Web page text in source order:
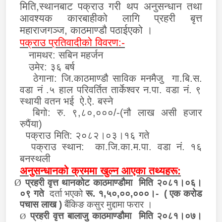
मिति,स्थानबाट पक्राउ गरी थप अनुसन्धान तथा
आवश्यक कारबाहीको लागि प्रहरी बृत्त
महाराजगञ्ज, काठमाण्डौ पठाईएको ।
पक्राउ प्रतिवादीको विवरण:-
नामथर:सबिन महर्जन
उमेर: ३६ बर्ष
ठेगाना:जि.काठमाण्डौ साविक मनमैजु गा.बि.स.
वडा नं.५ हाल परिवर्तित तार्केश्वर न.पा. वडा नं. ९
स्थायी वतन भई ऐ.ऐ. बस्ने
बिगो: रु. ९,८०,०००/-(नौ लाख असी हजार
रुपैंया)
पक्राउ मिति: २०८२।०३।१६ गते
पक्राउ स्थान:का.जि.का.म.पा. वडा नं. १६
बनस्थली
अनुसन्धानको क्रममा खुल्न आएका तथ्यहरू:
Ø प्रहरी वृत्त थानकोट काठमाण्डौमा मिति २०८१।०६।
०९ गतेदर्ता भएकोरू. १,५०,००,०००।- ( एक करोड
पचास लाख )बैंकिङ कसुर मुद्दामा फरार।
Ø प्रहरी वृत्त बालाजु काठमाण्डौमा मिति २०८१।०७।